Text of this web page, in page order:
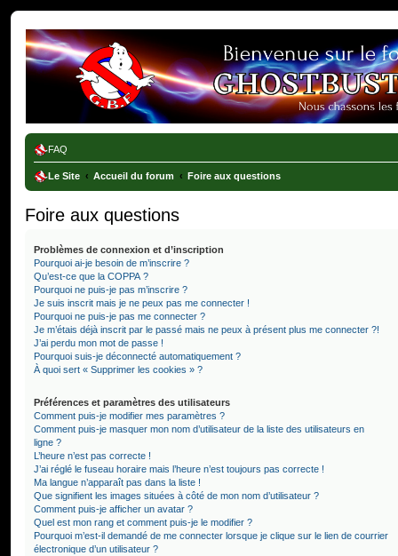
Ghostbusters France
FAQ
Le Site Accueil du forum Foire aux questions
Foire aux questions
Problèmes de connexion et d’inscription
Pourquoi ai-je besoin de m’inscrire ?
Qu’est-ce que la COPPA ?
Pourquoi ne puis-je pas m’inscrire ?
Je suis inscrit mais je ne peux pas me connecter !
Pourquoi ne puis-je pas me connecter ?
Je m’étais déjà inscrit par le passé mais ne peux à présent plus me connecter ?!
J’ai perdu mon mot de passe !
Pourquoi suis-je déconnecté automatiquement ?
À quoi sert « Supprimer les cookies » ?
Préférences et paramètres des utilisateurs
Comment puis-je modifier mes paramètres ?
Comment puis-je masquer mon nom d’utilisateur de la liste des utilisateurs en
ligne ?
L’heure n’est pas correcte !
J’ai réglé le fuseau horaire mais l’heure n’est toujours pas correcte !
Ma langue n’apparaît pas dans la liste !
Que signifient les images situées à côté de mon nom d’utilisateur ?
Comment puis-je afficher un avatar ?
Quel est mon rang et comment puis-je le modifier ?
Pourquoi m’est-il demandé de me connecter lorsque je clique sur le lien de courrier
électronique d’un utilisateur ?